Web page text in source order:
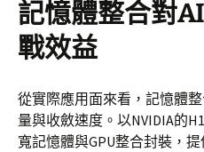
記憶體整合對
戰效益
從實際應用面來看，記憶體
量與收斂速度。以NVIDIA的
寬記憶體與GPU整合封裝，